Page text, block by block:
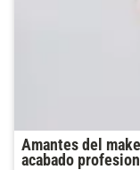
Amantes del
acabado